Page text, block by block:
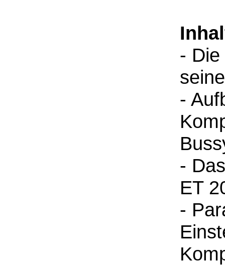
-
-
-
ET
-